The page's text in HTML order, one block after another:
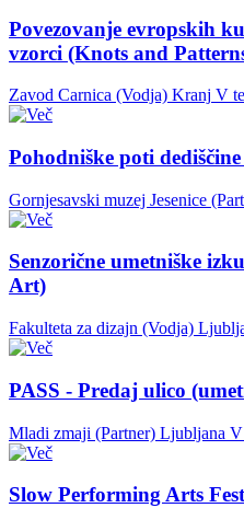
Povezovanje evropskih
vzorci (Knots and
Zavod Carnica (Vodja) Kranj V
Pohodniške poti
Gornjesavski muzej Jesenice
Senzorične umetniške
Art)
Fakulteta za dizajn (Vodja)
PASS - Predaj ulico
Mladi zmaji (Partner) Ljubljana V
Slow Performing Arts